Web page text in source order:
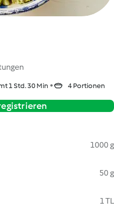
1 Std. 30 Min 4 Portionen
1000 g
50 g
1 TL